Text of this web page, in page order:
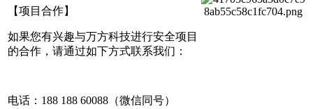
【项目合作】
如果您有兴趣与万方科技进行安全项目
的合作，请通过如下方式联系我们：
电话：188 188 60088（微信同号）